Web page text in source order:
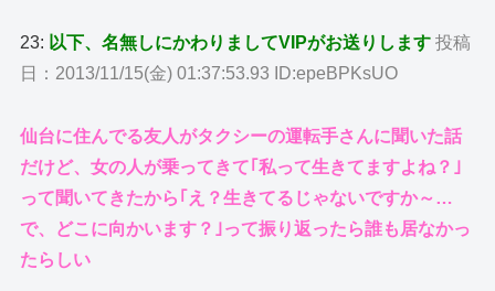
23: 以下、名無しにかわりましてVIPがお送りします 投稿
日：2013/11/15(金) 01:37:53.93 ID:epeBPKsUO
仙台に住んでる友人がタクシーの運転手さんに聞いた話
だけど、女の人が乗ってきて｢私って生きてますよね？｣
って聞いてきたから｢え？生きてるじゃないですか～…
で、どこに向かいます？｣って振り返ったら誰も居なかっ
たらしい